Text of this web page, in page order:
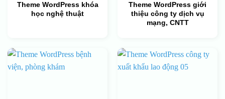
Theme WordPress khóa
học nghệ thuật
Theme WordPress giới
thiệu công ty dịch vụ
mạng, CNTT